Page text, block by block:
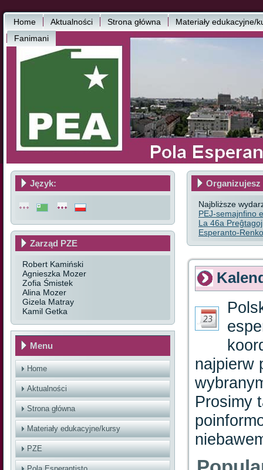
Home Aktualności Strona główna
Materiały edukacyjne/
Fanimani
Język:
Zarząd PZE
Robert Kamiński
Agnieszka Mozer
Zofia Śmistek
Alina Mozer
Gizela Matray
Kamil Getka
Menu
Home
Aktualności
Strona główna
Materiały edukacyjne/kursy
PZE
Organizujesz
Najbliższe
PEJ-semajnfino
La 46a
Esperanto-
najpierw
Prosimy